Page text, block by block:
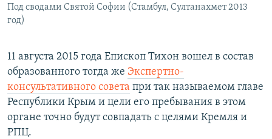
Под сводами Святой Софии (Стамбул, Султанахмет 2013
год)
11 августа 2015 года Епископ Тихон вошел в состав
образованного тогда же Экспертно-
консультативного совета при так называемом главе
Республики Крым и цели его пребывания в этом
органе точно будут совпадать с целями Кремля и
РПЦ.